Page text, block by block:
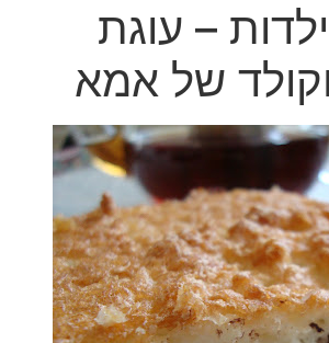
– עוגת
של אמא